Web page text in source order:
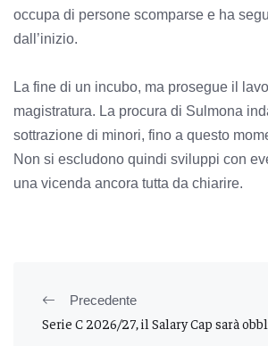
occupa di persone scomparse e ha
dall’inizio.
La fine di un incubo, ma prosegue il
magistratura. La procura di Sulmona
sottrazione di minori, fino a questo
Non si escludono quindi sviluppi con
una vicenda ancora tutta da chiarire.
Precedente
Serie C 2026/27, il Salary Cap sarà